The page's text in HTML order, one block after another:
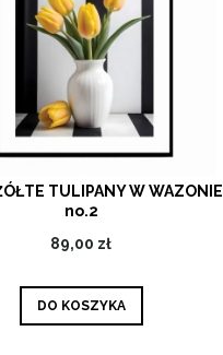
TULIPANY W WAZONIE
no.2
89,00 zł
DO KOSZYKA